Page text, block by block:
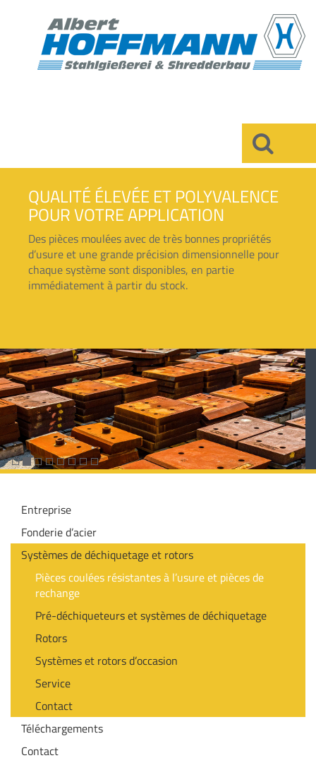
QUALITÉ ÉLEVÉE ET POLYVALENCE
POUR VOTRE APPLICATION
Des pièces moulées avec de très bonnes propriétés
d’usure et une grande précision dimensionnelle pour
chaque système sont disponibles, en partie
immédiatement à partir du stock.
Entreprise
Fonderie d’acier
Systèmes de déchiquetage et rotors
Pièces coulées résistantes à l’usure et pièces de
rechange
Pré-déchiqueteurs et systèmes de déchiquetage
Rotors
Systèmes et rotors d’occasion
Service
Contact
Téléchargements
Contact